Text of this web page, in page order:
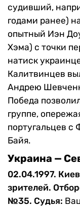
судивший,
годами ранее)
опытный Иэн
Хэма) с точки
натиск
Калитвинцев
Андрею
Победа
группе,
португальцев
Байя.
Украина —
02.04.1997.
зрителей.
№35. Судья: